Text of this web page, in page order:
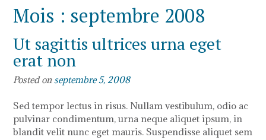
Mois : septembre 2008
Ut sagittis ultrices urna eget
erat non
Posted on septembre 5, 2008
Sed tempor lectus in risus. Nullam vestibulum, odio ac
pulvinar condimentum, urna neque aliquet ipsum, in
blandit velit nunc eget mauris. Suspendisse aliquet sem